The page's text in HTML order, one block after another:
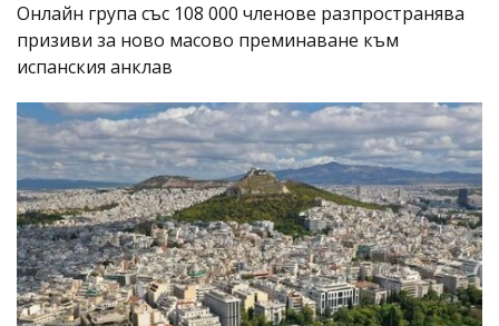
Онлайн група със 108 000 членове разпространява
призиви за ново масово преминаване към
испанския анклав